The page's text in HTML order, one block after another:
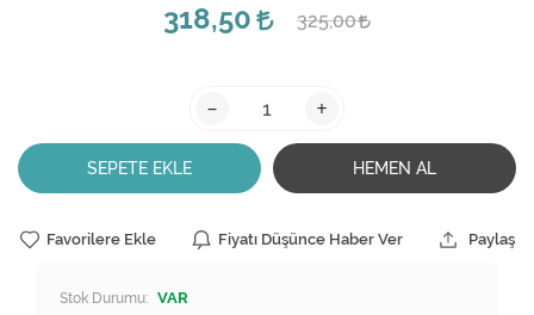
318,50
325,00
- +
SEPETE EKLE HEMEN AL
Favorilere Ekle Fiyatı Düşünce Haber Ver Paylaş
Stok Durumu: VAR